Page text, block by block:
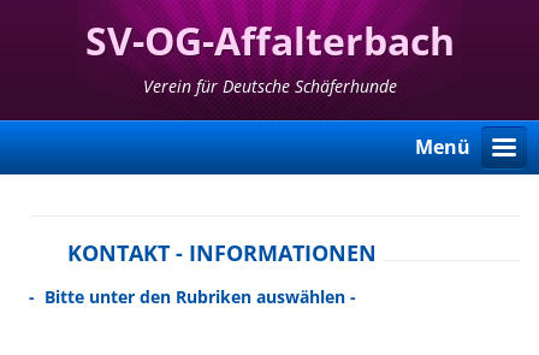
SV-OG-Affalterbach
Verein für Deutsche Schäferhunde
Menü
KONTAKT - INFORMATIONEN
- Bitte unter den Rubriken auswählen -